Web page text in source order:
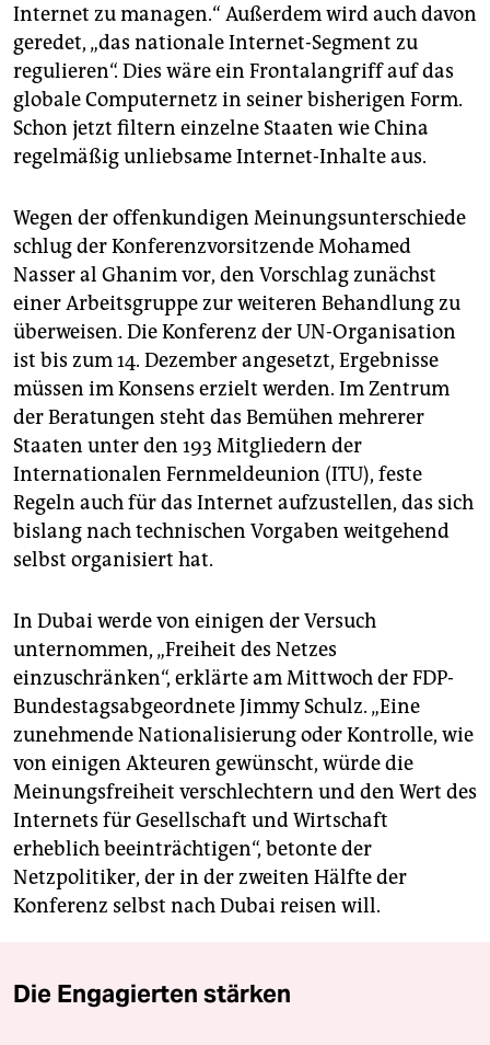
Internet zu managen.“ Außerdem wird auch davon
geredet, „das nationale Internet-Segment zu
regulieren“. Dies wäre ein Frontalangriff auf das
globale Computernetz in seiner bisherigen Form.
Schon jetzt filtern einzelne Staaten wie China
regelmäßig unliebsame Internet-Inhalte aus.
Wegen der offenkundigen Meinungsunterschiede
schlug der Konferenzvorsitzende Mohamed
Nasser al Ghanim vor, den Vorschlag zunächst
einer Arbeitsgruppe zur weiteren Behandlung zu
überweisen. Die Konferenz der UN-Organisation
ist bis zum 14. Dezember angesetzt, Ergebnisse
müssen im Konsens erzielt werden. Im Zentrum
der Beratungen steht das Bemühen mehrerer
Staaten unter den 193 Mitgliedern der
Internationalen Fernmeldeunion (ITU), feste
Regeln auch für das Internet aufzustellen, das sich
bislang nach technischen Vorgaben weitgehend
selbst organisiert hat.
In Dubai werde von einigen der Versuch
unternommen, „Freiheit des Netzes
einzuschränken“, erklärte am Mittwoch der FDP-
Bundestagsabgeordnete Jimmy Schulz. „Eine
zunehmende Nationalisierung oder Kontrolle, wie
von einigen Akteuren gewünscht, würde die
Meinungsfreiheit verschlechtern und den Wert des
Internets für Gesellschaft und Wirtschaft
erheblich beeinträchtigen“, betonte der
Netzpolitiker, der in der zweiten Hälfte der
Konferenz selbst nach Dubai reisen will.
Die Engagierten stärken